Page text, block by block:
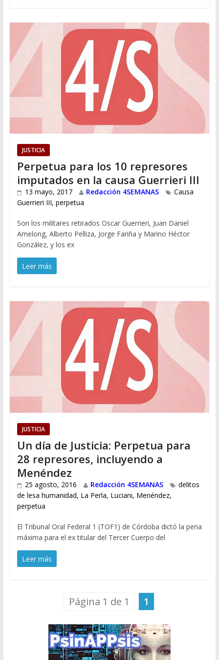
JUSTICIA
Perpetua para los 10 represores
imputados en la causa Guerrieri III
13 mayo, 2017 Redacción 4SEMANAS
Causa
Guerrieri III, perpetua
Son los militares retirados Oscar Guerrieri, Juan Daniel
Amelong, Alberto Pelliza, Jorge Fariña y Marino Héctor
González, y los ex
Leer más
JUSTICIA
Un día de Justicia: Perpetua para
28 represores, incluyendo a
Menéndez
25 agosto, 2016 Redacción 4SEMANAS
delitos
de lesa humanidad, La Perla, Luciani, Menéndez,
perpetua
El Tribunal Oral Federal 1 (TOF1) de Córdoba dictó la pena
máxima para el ex titular del Tercer Cuerpo del
Leer más
Página 1 de 1 1